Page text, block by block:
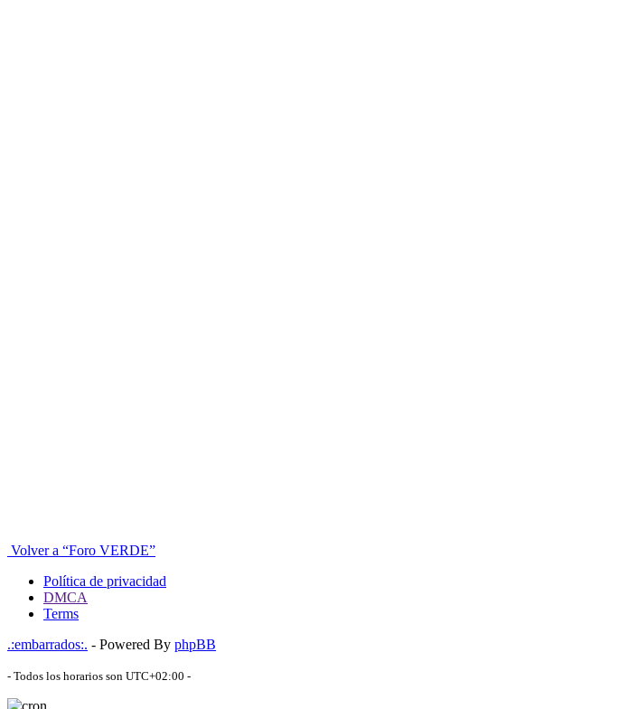
Volver a “Foro VERDE”
Política de privacidad
DMCA
Terms
.:embarrados:. - Powered By phpBB
- Todos los horarios son UTC+02:00 -